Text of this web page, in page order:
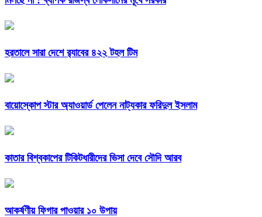
হরতালে সারা দেশে র‌্যাবের ৪২২ টহল টিম
বায়োস্কোপ স্টার অ্যাওয়ার্ড পেলেন নাট্যকার ফরিদুল ইসলাম
কাতার বিশ্বকাপের টিকিটধারীদের ভিসা দেবে সৌদি আরব
আকর্ষণীয় ফিগার পাওয়ার ১০ উপায়